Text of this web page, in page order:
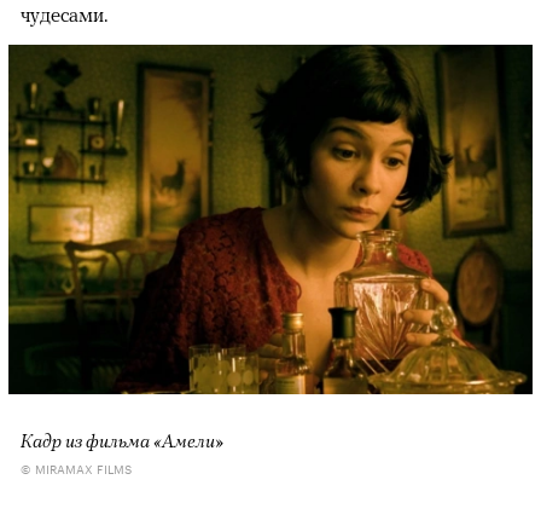
чудесами.
Кадр из фильма «Амели»
© MIRAMAX FILMS